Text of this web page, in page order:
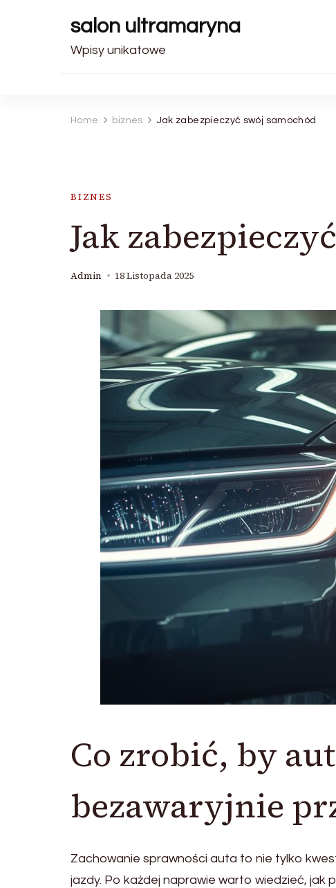
salon ultramaryna
Wpisy unikatowe
Home biznes Jak zabezpieczyć swój samochód
BIZNES
Jak
Admin 18 Listopada 2025
Co zrobić, by
bezawaryjnie
Zachowanie sprawności auta to nie tylko
jazdy. Po każdej naprawie warto wiedzieć, jak